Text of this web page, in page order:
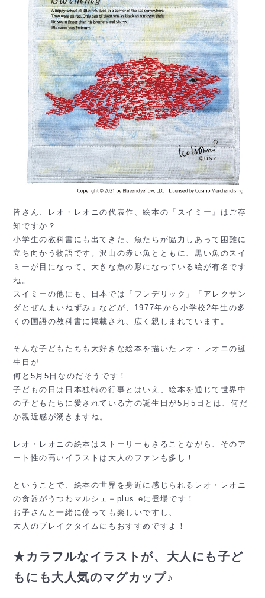
皆さん、レオ・レオニの代表作、絵本の『スイミー』はご存
知ですか？
小学生の教科書にも出てきた、魚たちが協力しあって困難に
立ち向かう物語です。沢山の赤い魚とともに、黒い魚のスイ
ミーが目になって、大きな魚の形になっている絵が有名です
ね。
スイミーの他にも、日本では「フレデリック」「アレクサン
ダとぜんまいねずみ」などが、1977年から小学校2年生の多
くの国語の教科書に掲載され、広く親しまれています。
そんな子どもたちも大好きな絵本を描いたレオ・レオニの誕
生日が
何と5月5日なのだそうです！
子どもの日は日本独特の行事とはいえ、絵本を通じて世界中
の子どもたちに愛されている方の誕生日が5月5日とは、何だ
か親近感が湧きますね。
レオ・レオニの絵本はストーリーもさることながら、そのア
ート性の高いイラストは大人のファンも多し！
ということで、絵本の世界を身近に感じられるレオ・レオニ
の食器がうつわマルシェ＋plus eに登場です！
お子さんと一緒に使っても楽しいですし、
大人のブレイクタイムにもおすすめですよ！
★カラフルなイラストが、大人にも子ど
もにも大人気のマグカップ♪